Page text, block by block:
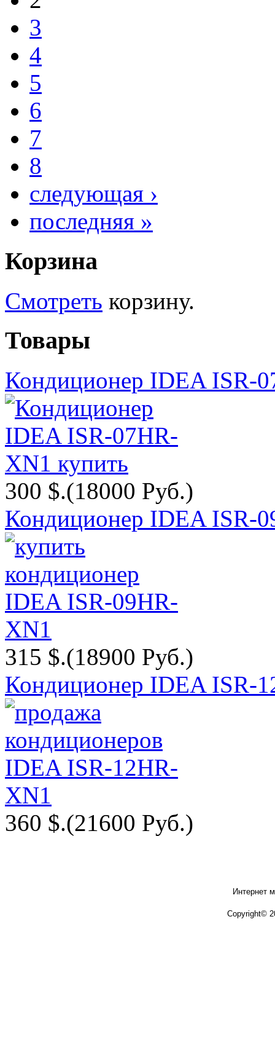
3
4
5
6
7
8
следующая ›
последняя »
Корзина
Смотреть корзину.
Товары
Кондиционер IDEA ISR-
300 $.(18000 Руб.)
Кондиционер IDEA ISR-
315 $.(18900 Руб.)
Кондиционер IDEA ISR-
360 $.(21600 Руб.)
Интернет
Copyright©